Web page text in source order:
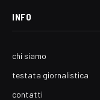
INFO
chi siamo
testata giornalistica
contatti